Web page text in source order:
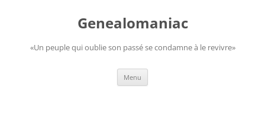
Genealomaniac
«Un peuple qui oublie son passé se condamne à le revivre»
Menu